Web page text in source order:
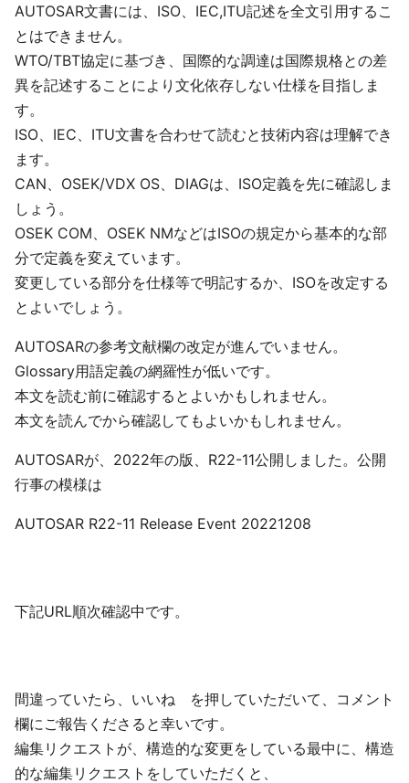
AUTOSAR文書には、ISO、IEC,ITU記述を全文引用するこ
とはできません。
WTO/TBT協定に基づき、国際的な調達は国際規格との差
異を記述することにより文化依存しない仕様を目指しま
す。
ISO、IEC、ITU文書を合わせて読むと技術内容は理解でき
ます。
CAN、OSEK/VDX OS、DIAGは、ISO定義を先に確認しま
しょう。
OSEK COM、OSEK NMなどはISOの規定から基本的な部
分で定義を変えています。
変更している部分を仕様等で明記するか、ISOを改定する
とよいでしょう。
AUTOSARの参考文献欄の改定が進んでいません。
Glossary用語定義の網羅性が低いです。
本文を読む前に確認するとよいかもしれません。
本文を読んでから確認してもよいかもしれません。
AUTOSARが、2022年の版、R22-11公開しました。公開
行事の模様は
AUTOSAR R22-11 Release Event 20221208
下記URL順次確認中です。
間違っていたら、いいね を押していただいて、コメント
欄にご報告くださると幸いです。
編集リクエストが、構造的な変更をしている最中に、構造
的な編集リクエストをしていただくと、